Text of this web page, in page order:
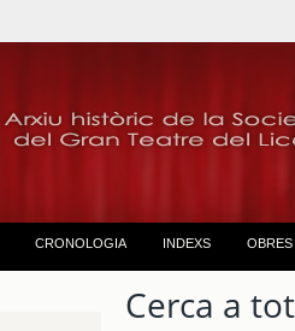
CRONOLOGIA INDEXS OBRES
Cerca a